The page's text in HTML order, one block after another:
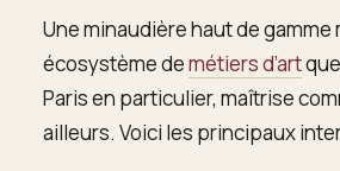
Une minaudière haut de gamme
écosystème demétiers d’art
Paris en particulier, maîtrise
ailleurs. Voici les principaux